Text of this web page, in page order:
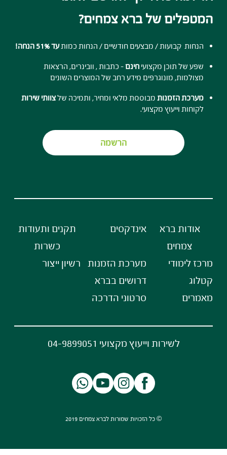
המטפלים של ברא צמחים?
הנחות קבועות / מבצעים חודשיים / הנחות כמותעד 51% הנחה!
שפע של תוכן מקצועיחינם- כתבות , וובינרים, הרצאות
מצולמות, מונוגרפים מידע רחב של המוצרים השונים
מערכת הזמנות מבוססת מלאי ומחיר, ותמיכה שלצוותי שירות
לקוחות וייעוץ מקצועי.
הרשמה
אודות ברא
צמחים
מרכז לימודי
קטלוג
מאמרים
אינדקסים
מערכת הזמנות
דרושים בברא
סרטוני הדרכה
תקנים ותעודות
כשרות
רשיון ייצור
לשירות וייעוץ מקצועי 04-9899051
© כל הזכויות שמורות לברא צמחים 2019